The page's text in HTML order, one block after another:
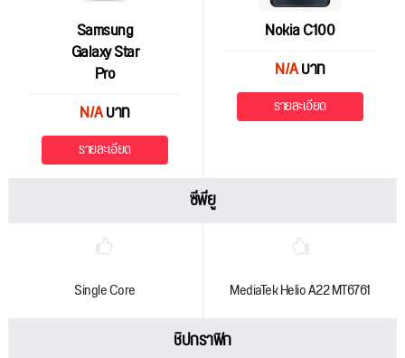
Samsung
Galaxy Star
Pro
N/Aบาท
รายละเอียด
Nokia C100
N/Aบาท
รายละเอียด
ซีพียู
Single Core MediaTek Helio A22 MT6761
ชิปกราฟิก